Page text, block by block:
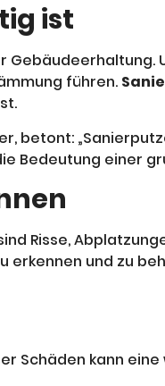
ist
führen.
betont:
Bedeutung einer
Risse,
erkennen und zu
Schäden kann